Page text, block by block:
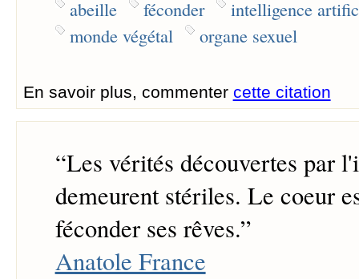
abeille féconder
intelligence
monde végétal
organe sexuel
En savoir plus, commenter cette citation
“Les vérités découvertes par
demeurent stériles. Le coeur
féconder ses rêves.”
Anatole France